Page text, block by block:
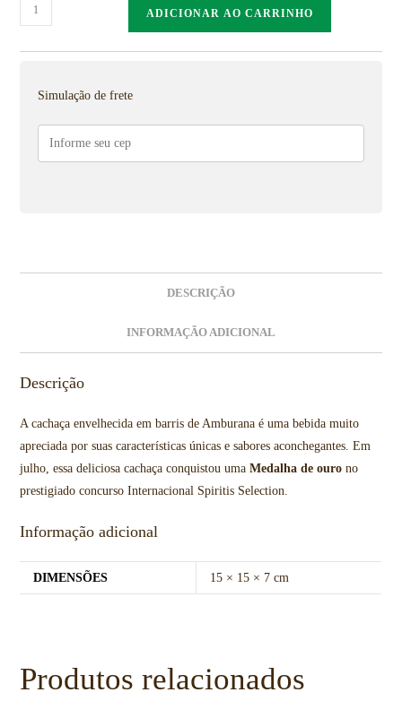
ADICIONAR AO CARRINHO
Simulação de frete
DESCRIÇÃO
INFORMAÇÃO ADICIONAL
Descrição
A cachaça envelhecida em barris de Amburana é uma bebida muito
apreciada por suas características únicas e sabores aconchegantes. Em
julho, essa deliciosa cachaça conquistou umaMedalha de ouro no
prestigiado concurso Internacional Spiritis Selection.
Informação adicional
DIMENSÕES 15 × 15 × 7 cm
Produtos relacionados